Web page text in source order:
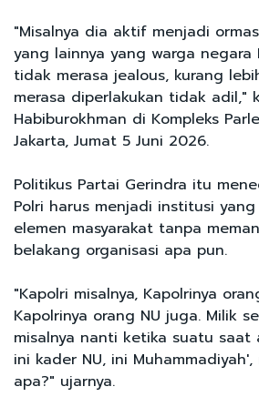
"Misalnya dia aktif menjadi
yang lainnya yang warga negara
tidak merasa jealous, kurang
merasa diperlakukan tidak adil,"
Habiburokhman di Kompleks
Jakarta, Jumat 5 Juni 2026.
Politikus Partai Gerindra itu
Polri harus menjadi institusi
elemen masyarakat tanpa
belakang organisasi apa pun.
"Kapolri misalnya, Kapolrinya
Kapolrinya orang NU juga. Milik
misalnya nanti ketika suatu saat
ini kader NU, ini
apa?" ujarnya.